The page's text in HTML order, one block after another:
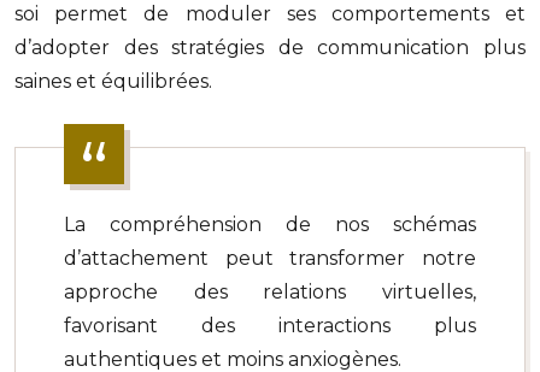
soi permet de moduler ses comportements et
d’adopter des stratégies de communication plus
saines et équilibrées.
La compréhension de nos schémas
d’attachement peut transformer notre
approche des relations virtuelles,
favorisant des interactions plus
authentiques et moins anxiogènes.